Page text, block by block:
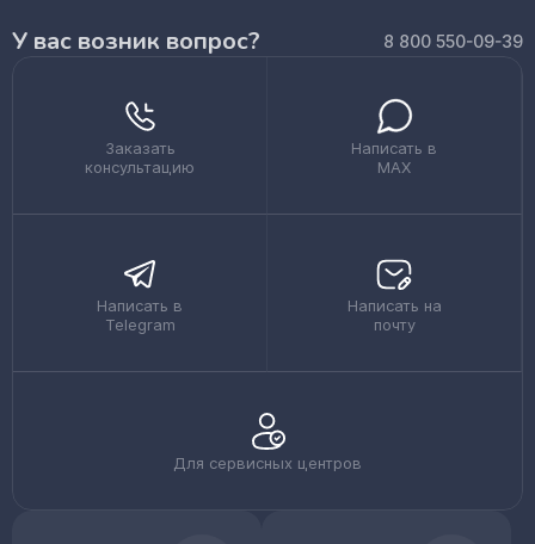
У вас возник вопрос? 8 800 550-09-39
Заказать
консультацию
Написать в
MAX
Написать в
Telegram
Написать на
почту
Для сервисных центров